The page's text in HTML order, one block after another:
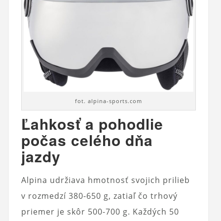
fot. alpina-sports.com
Ľahkosť a pohodlie
počas celého dňa
jazdy
Alpina udržiava hmotnosť svojich prilieb
v rozmedzí 380-650 g, zatiaľ čo trhový
priemer je skôr 500-700 g. Každých 50